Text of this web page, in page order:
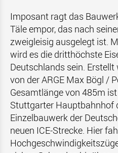
Imposant ragt das
Täle empor, das nach
zweigleisig ausgelegt ist.
wird es die dritthöchste
Deutschlands sein.
von der ARGE Max Bögl /
Gesamtlänge von 485m
Stuttgarter Hauptbahnhof
Einzelbauwerk der
neuen ICE-Strecke. Hier